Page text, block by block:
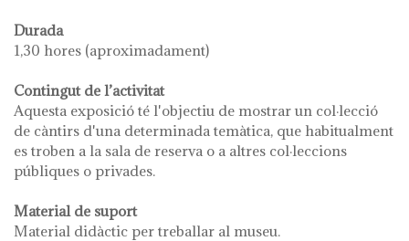
Durada
1,30 hores (aproximadament)
Contingut de l’activitat
Aquesta exposició té l'objectiu de mostrar un col·lecció
de càntirs d'una determinada temàtica, que habitualment
es troben a la sala de reserva o a altres col·leccions
públiques o privades.
Material de suport
Material didàctic per treballar al museu.